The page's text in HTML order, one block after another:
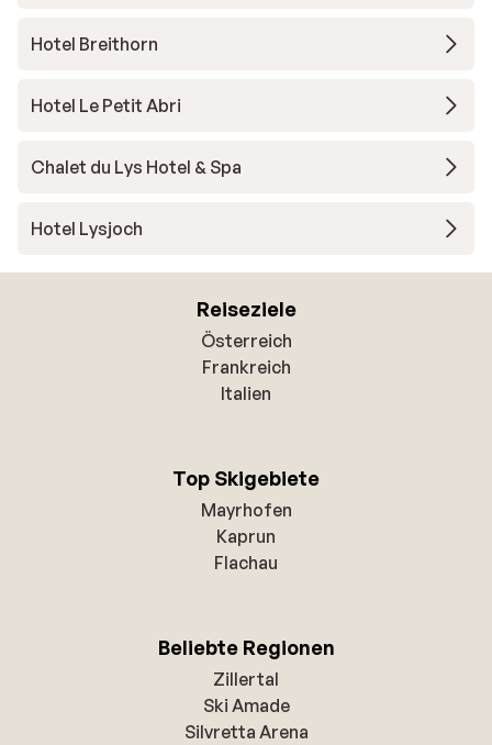
Hotel Breithorn
Hotel Le Petit Abri
Chalet du Lys Hotel & Spa
Hotel Lysjoch
Reiseziele
Österreich
Frankreich
Italien
Top Skigebiete
Mayrhofen
Kaprun
Flachau
Beliebte Regionen
Zillertal
Ski Amade
Silvretta Arena